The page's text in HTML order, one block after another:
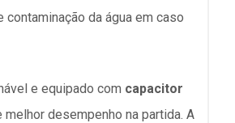
contaminação da água em caso
e equipado com capacitor
melhor desempenho na partida. A